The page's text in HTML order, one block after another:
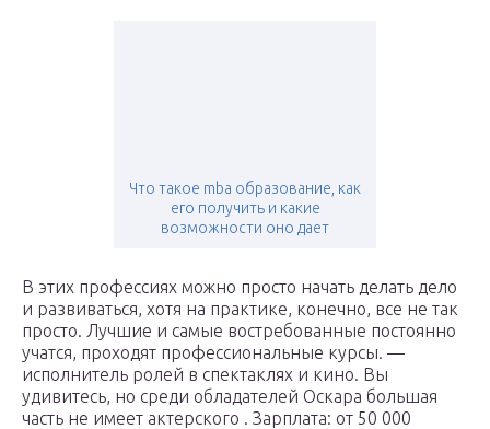
Что такое mba образование, как
его получить и какие
возможности оно дает
В этих профессиях можно просто начать делать дело
и развиваться, хотя на практике, конечно, все не так
просто. Лучшие и самые востребованные постоянно
учатся, проходят профессиональные курсы. —
исполнитель ролей в спектаклях и кино. Вы
удивитесь, но среди обладателей Оскара большая
часть не имеет актерского . Зарплата: от 50 000